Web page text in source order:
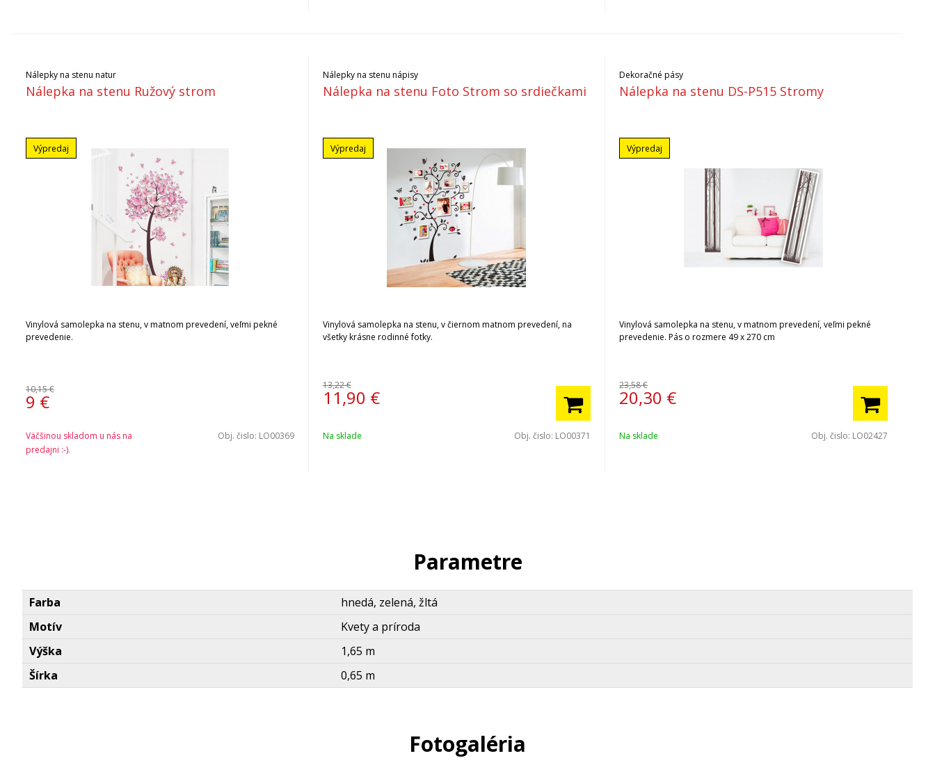
Nálepky na stenu natur
Nálepka na stenu Ružový strom
Výpredaj
Vinylová samolepka na stenu, v matnom prevedení, veľmi pekné
prevedenie.
10,15 €
9 €
Väčšinou skladom u nás na
predajni :-).
Obj. čislo: LO00369
Nálepky na stenu nápisy
Nálepka na stenu Foto Strom so srdiečkami
Výpredaj
Vinylová samolepka na stenu, v čiernom matnom prevedení, na
všetky krásne rodinné fotky.
13,22 €
11,90 €
Na sklade Obj. čislo: LO00371
Dekoračné pásy
Nálepka na stenu DS-P515 Stromy
Výpredaj
Vinylová samolepka na stenu, v matnom prevedení, veľmi pekné
prevedenie. Pás o rozmere 49 x 270 cm
23,58 €
20,30 €
Na sklade Obj. čislo: LO02427
Parametre
Farba
hnedá, zelená, žltá
Motív
Kvety a príroda
Výška
1,65 m
Šírka
0,65 m
Fotogaléria